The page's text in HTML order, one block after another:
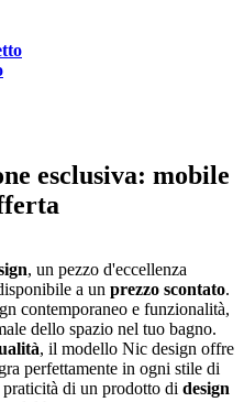
esclusiva: mobile
, un pezzo d'eccellenza
a un prezzo scontato.
contemporaneo e funzionalità,
dello spazio nel tuo bagno.
, il modello Nic design offre
perfettamente in ogni stile di
di un prodotto di design